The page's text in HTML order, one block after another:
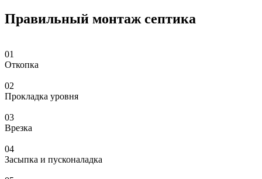
Правильный монтаж септика
01
Откопка
02
Прокладка уровня
03
Врезка
04
Засыпка и пусконаладка